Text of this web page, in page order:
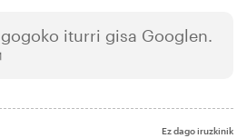
gogoko iturri gisa Googlen.
Ez dago iruzkinik